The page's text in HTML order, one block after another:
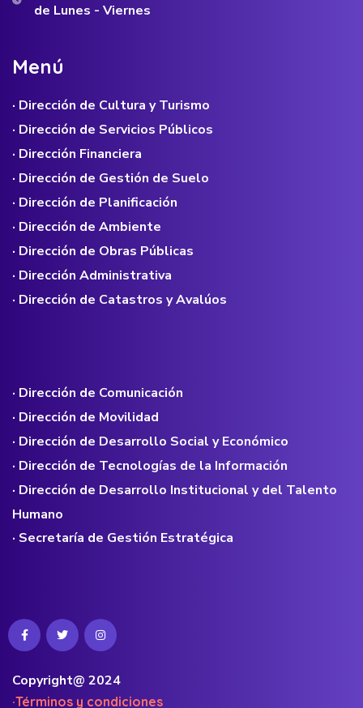
de Lunes - Viernes
Menú
· Dirección de Cultura y Turismo
· Dirección de Servicios Públicos
· Dirección Financiera
· Dirección de Gestión de Suelo
· Dirección de Planificación
· Dirección de Ambiente
· Dirección de Obras Públicas
· Dirección Administrativa
· Dirección de Catastros y Avalúos
· Dirección de Comunicación
· Dirección de Movilidad
· Dirección de Desarrollo Social y Económico
· Dirección de Tecnologías de la Información
· Dirección de Desarrollo Institucional y del Talento
Humano
· Secretaría de Gestión Estratégica
Copyright@ 2024
·Términos y condiciones